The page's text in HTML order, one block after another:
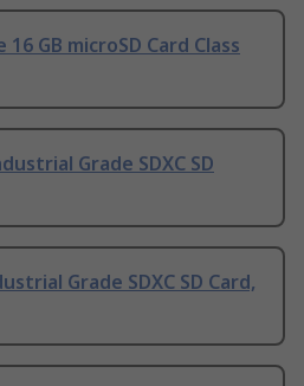
GB microSD Card Class
Grade SDXC SD
Grade SDXC SD Card,